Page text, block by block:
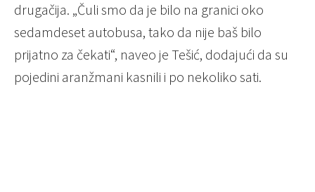
drugačija. „Čuli smo da je bilo na granici oko
sedamdeset autobusa, tako da nije baš bilo
prijatno za čekati“, naveo je Tešić, dodajući da su
pojedini aranžmani kasnili i po nekoliko sati.